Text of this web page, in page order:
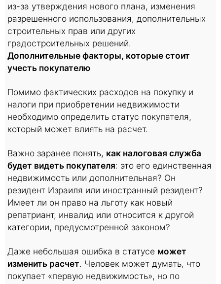
из-за утверждения нового плана, изменения
разрешенного использования, дополнительных
строительных прав или других
градостроительных решений.
Дополнительные факторы, которые стоит
учесть покупателю
Помимо фактических расходов на покупку и
налоги при приобретении недвижимости
необходимо определить статус покупателя,
который может влиять на расчет.
Важно заранее понять, как налоговая служба
будет видеть покупателя: это его единственная
недвижимость или дополнительная? Он
резидент Израиля или иностранный резидент?
Имеет ли он право на льготу как новый
репатриант, инвалид или относится к другой
категории, предусмотренной законом?
Даже небольшая ошибка в статусе может
изменить расчет. Человек может думать, что
покупает «первую недвижимость», но по